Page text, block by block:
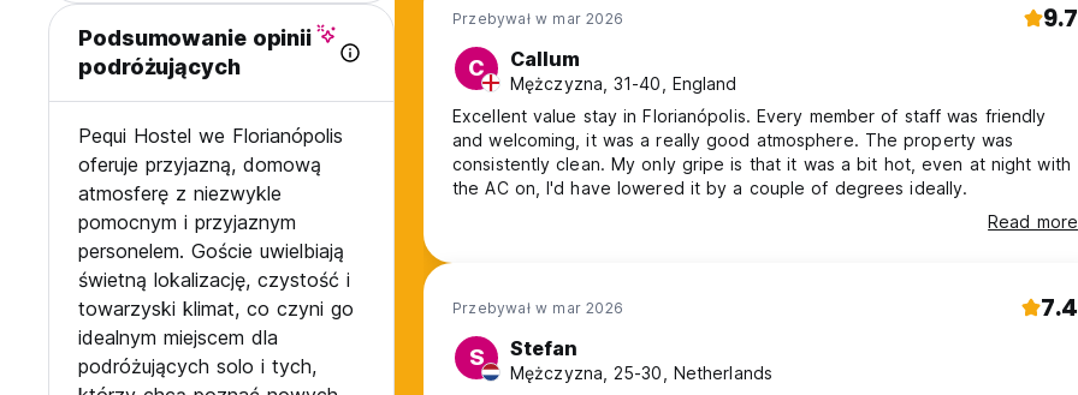
Podsumowanie opinii
podróżujących
Pequi Hostel we Florianópolis
oferuje przyjazną, domową
atmosferę z niezwykle
pomocnym i przyjaznym
personelem. Goście uwielbiają
świetną lokalizację, czystość i
towarzyski klimat, co czyni go
idealnym miejscem dla
podróżujących solo i tych,
Przebywał w mar 2026 9.7
C Callum
Mężczyzna, 31-40, England
Excellent value stay in Florianópolis. Every member of staff was friendly
and welcoming, it was a really good atmosphere. The property was
consistently clean. My only gripe is that it was a bit hot, even at night with
the AC on, I'd have lowered it by a couple of degrees ideally.
Read more
Przebywał w mar 2026 7.4
S Stefan
Mężczyzna, 25-30, Netherlands